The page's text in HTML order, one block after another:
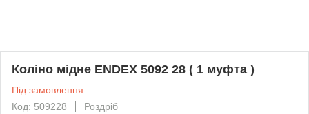
Коліно мідне ENDEX ‎5092 28 ( 1 муфта )
Під замовлення
Код: 509228
Роздріб